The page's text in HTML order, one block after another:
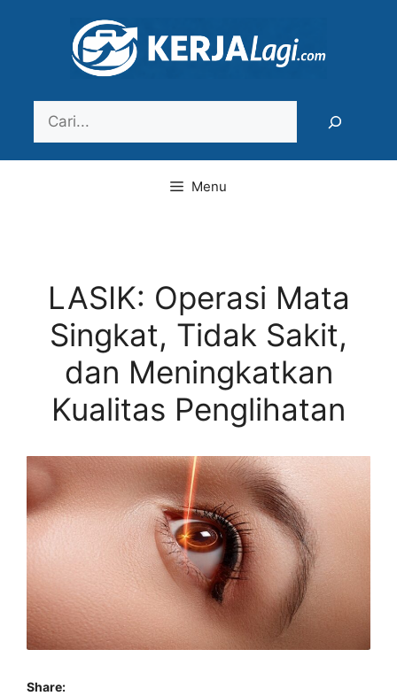
Menu
LASIK: Operasi Mata
Singkat, Tidak Sakit,
dan Meningkatkan
Kualitas Penglihatan
Share: